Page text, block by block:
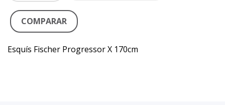
COMPARAR
Esquís Fischer Progressor X 170cm